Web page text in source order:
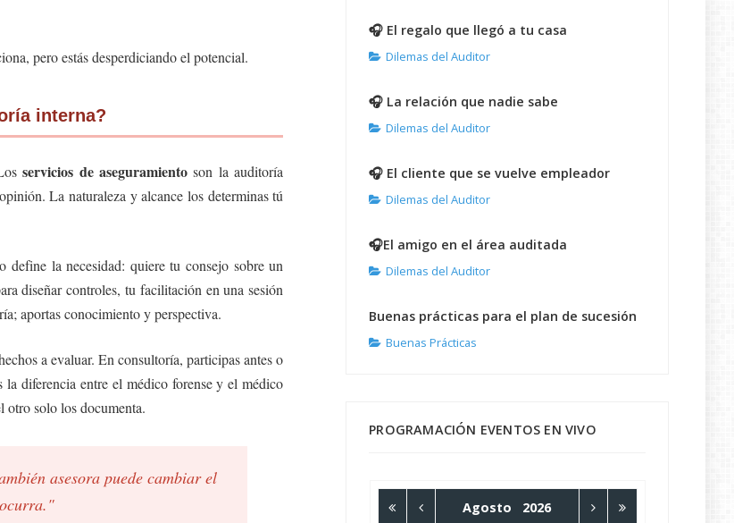
pero estás desperdiciando el potencial.
interna?
servicios de aseguramientoson la auditoría
La naturaleza y alcance los determinas tú
la necesidad: quiere tu consejo sobre un
diseñar controles, tu facilitación en una sesión
aportas conocimiento y perspectiva.
a evaluar. En consultoría, participas antes o
diferencia entre el médico forense y el médico
otro solo los documenta.
asesora puede cambiar el
🎧 El regalo que llegó a tu casa
Dilemas del Auditor
🎧 La relación que nadie sabe
Dilemas del Auditor
🎧 El cliente que se vuelve empleador
Dilemas del Auditor
🎧El amigo en el área auditada
Dilemas del Auditor
Buenas prácticas para el plan de sucesión
Buenas Prácticas
PROGRAMACIÓN EVENTOS EN VIVO
Agosto 2026